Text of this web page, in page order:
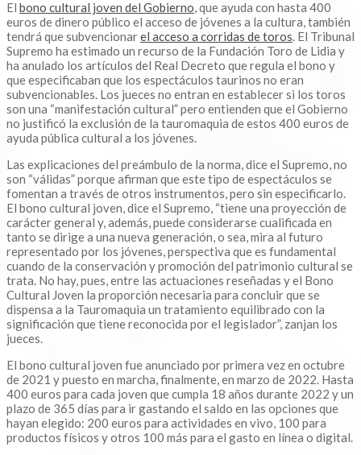
El bono cultural joven del Gobierno, que ayuda con hasta 400
euros de dinero público el acceso de jóvenes a la cultura, también
tendrá que subvencionarel acceso a corridas de toros. El Tribunal
Supremo ha estimado un recurso de la Fundación Toro de Lidia y
ha anulado los artículos del Real Decreto que regula el bono y
que especificaban que los espectáculos taurinos no eran
subvencionables. Los jueces no entran en establecer si los toros
son una “manifestación cultural” pero entienden que el Gobierno
no justificó la exclusión de la tauromaquia de estos 400 euros de
ayuda pública cultural a los jóvenes.
Las explicaciones del preámbulo de la norma, dice el Supremo, no
son “válidas” porque afirman que este tipo de espectáculos se
fomentan a través de otros instrumentos, pero sin especificarlo.
El bono cultural joven, dice el Supremo, “tiene una proyección de
carácter general y, además, puede considerarse cualificada en
tanto se dirige a una nueva generación, o sea, mira al futuro
representado por los jóvenes, perspectiva que es fundamental
cuando de la conservación y promoción del patrimonio cultural se
trata. No hay, pues, entre las actuaciones reseñadas y el Bono
Cultural Joven la proporción necesaria para concluir que se
dispensa a la Tauromaquia un tratamiento equilibrado con la
significación que tiene reconocida por el legislador”, zanjan los
jueces.
El bono cultural joven fue anunciado por primera vez en octubre
de 2021 y puesto en marcha, finalmente, en marzo de 2022. Hasta
400 euros para cada joven que cumpla 18 años durante 2022 y un
plazo de 365 días para ir gastando el saldo en las opciones que
hayan elegido: 200 euros para actividades en vivo, 100 para
productos físicos y otros 100 más para el gasto en línea o digital.